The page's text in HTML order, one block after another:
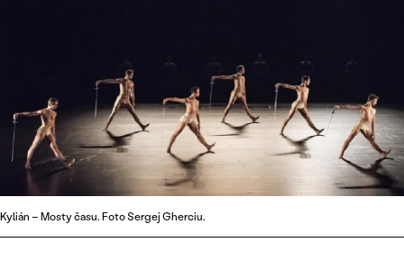
Kylián – Mosty času. Foto Sergej Gherciu.